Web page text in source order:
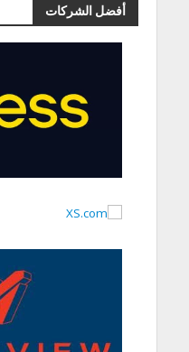
أفضل الشركات